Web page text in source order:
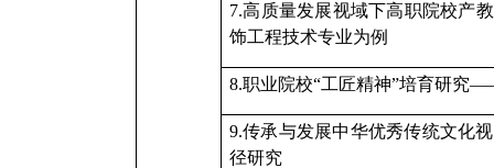
7.高质量发展视域下高职院校产
饰工程技术专业为例
8.职业院校“工匠精神”培育研究
9.传承与发展中华优秀传统文化
径研究